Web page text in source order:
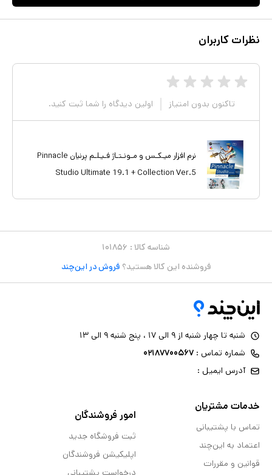
نظرات کاربران
تاکنون بدون امتیاز اولین دیدگاه را شما ثبت کنید.
نرم افزار میـکـس و مـونـتـاژ فـیـلـم پرنیان Pinnacle
Studio Ultimate 19.1 + Collection Ver.5
شناسه کالا : ۱۰۱۸۵۶
فروشنده این کالا هستید؟ فروش در این‌چند
شنبه تا چهار شنبه از ۹ الی ۱۷ ، پنج شنبه ۹ الی ۱۳
شماره تماس : ۰۲۱۸۷۷۰۰۵۶۷
آدرس ایمیل :
خدمات مشتریان
تماس با پشتیبانی
اعتماد به این‌چند
قوانین و مقررات
امور فروشندگان
ثبت فروشگاه جدید
اپلیکیشن فروشندگان
درخواست پشتیبانی